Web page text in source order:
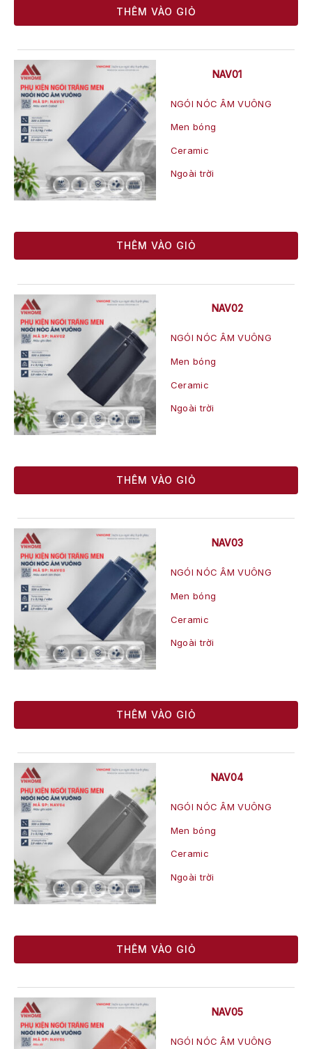
THÊM VÀO GIỎ
NAV01
NGÓI NÓC ÂM VUÔNG
Men bóng
Ceramic
Ngoài trời
THÊM VÀO GIỎ
NAV02
NGÓI NÓC ÂM VUÔNG
Men bóng
Ceramic
Ngoài trời
THÊM VÀO GIỎ
NAV03
NGÓI NÓC ÂM VUÔNG
Men bóng
Ceramic
Ngoài trời
THÊM VÀO GIỎ
NAV04
NGÓI NÓC ÂM VUÔNG
Men bóng
Ceramic
Ngoài trời
THÊM VÀO GIỎ
NAV05
NGÓI NÓC ÂM VUÔNG